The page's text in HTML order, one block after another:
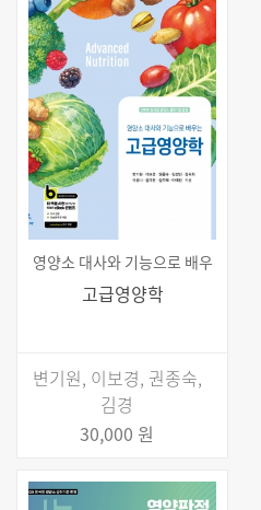
영양소 대사와 기능으로 배우
고급영양학
변기원, 이보경, 권종숙,
김경
30,000 원